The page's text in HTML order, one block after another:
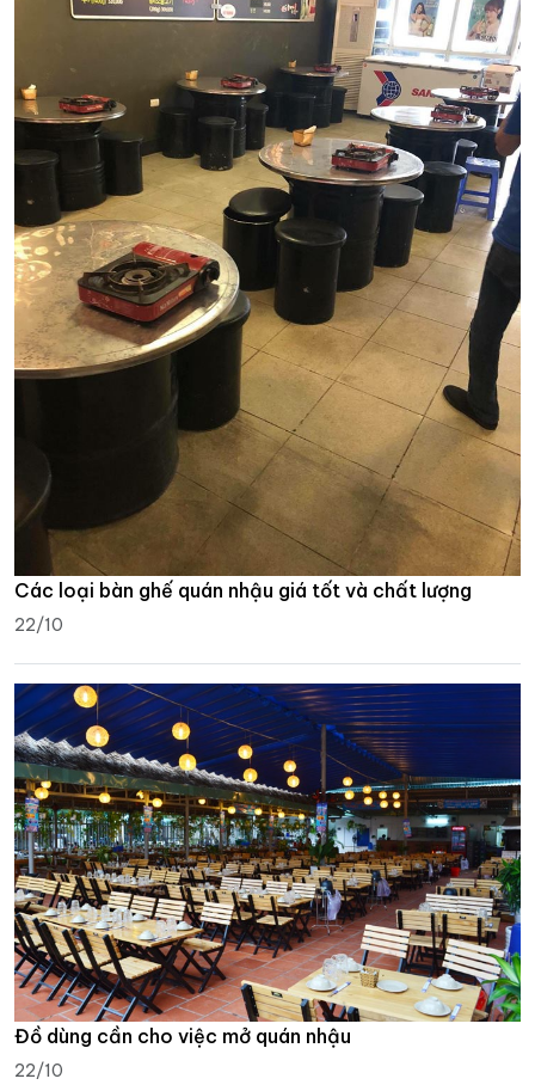
Các loại bàn ghế quán nhậu giá tốt và chất lượng
22/10
Đồ dùng cần cho việc mở quán nhậu
22/10